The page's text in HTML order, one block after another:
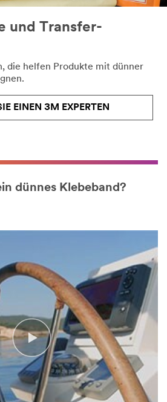
und Transfer-
die helfen Produkte mit dünner
EINEN 3M EXPERTEN
dünnes Klebeband?